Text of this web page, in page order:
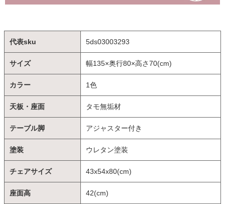
代表sku 5ds03003293
サイズ 幅135×奥行80×高さ70(cm)
カラー 1色
天板・座面 タモ無垢材
テーブル脚 アジャスター付き
塗装 ウレタン塗装
チェアサイズ 43x54x80(cm)
座面高 42(cm)